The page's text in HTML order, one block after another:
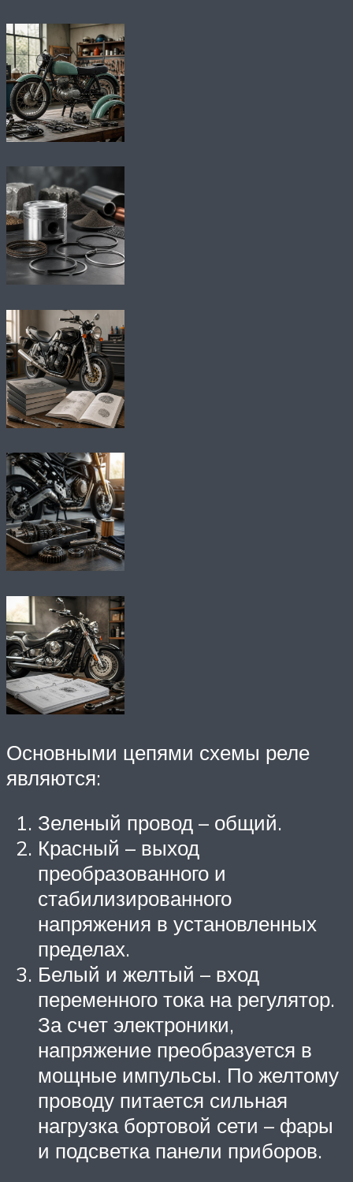
Основными цепями схемы реле
являются:
Зеленый провод – общий.
Красный – выход
преобразованного и
стабилизированного
напряжения в установленных
пределах.
Белый и желтый – вход
переменного тока на регулятор.
За счет электроники,
напряжение преобразуется в
мощные импульсы. По желтому
проводу питается сильная
нагрузка бортовой сети – фары
и подсветка панели приборов.